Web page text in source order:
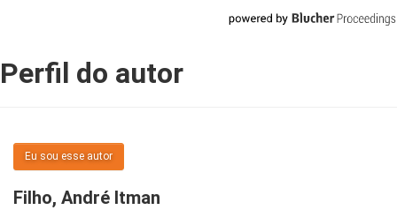
Perfil do autor
Eu sou esse autor
Filho, André Itman